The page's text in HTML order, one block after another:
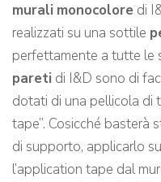
murali monocolore di
realizzati su una sottile
perfettamente a tutte le
pareti di I&D sono di
dotati di una pellicola di
tape”. Cosicché basterà
di supporto, applicarlo
l’application tape dal